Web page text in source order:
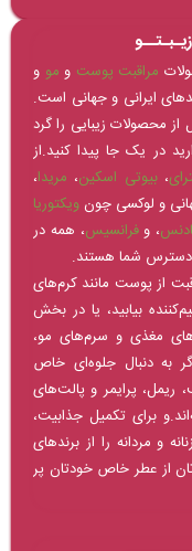
مراقبت پوست و مو و
ایرانی و جهانی است.
از محصولات زیبایی را گرد
در یک جا پیدا کنید.از
،بیوتی اسکین، مریدا،
و لوکسی چونویکتوریا
، وفرانسیس، همه در
دسترس شما هستند.
از پوست مانند کرم‌های
بیابید، یا در بخش
مغذی و سرم‌های مو،
به دنبال جلوه‌ای خاص
پرایمر و پالت‌های
برای تکمیل جذابیت،
و مردانه را از برندهای
از عطر خاص خودتان پر